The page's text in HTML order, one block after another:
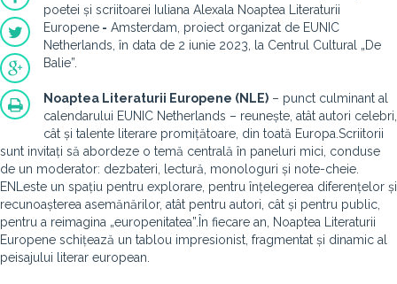
poetei și scriitoarei Iuliana Alexa la Noaptea Literaturii
Europene - Amsterdam, proiect organizat de EUNIC
Netherlands, în data de 2 iunie 2023, la Centrul Cultural „De
Balie”.
Noaptea Literaturii Europene (NLE) – punct culminant al
calendarului EUNIC Netherlands – reunește, atât autori celebri,
cât și talente literare promițătoare, din toată Europa.Scriitorii
sunt invitați să abordeze o temă centrală în paneluri mici, conduse
de un moderator: dezbateri, lectură, monologuri și note-cheie.
ENLeste un spațiu pentru explorare, pentru înțelegerea diferențelor și
recunoașterea asemănărilor, atât pentru autori, cât și pentru public,
pentru a reimagina „europenitatea”.În fiecare an, Noaptea Literaturii
Europene schițează un tablou impresionist, fragmentat și dinamic al
peisajului literar european.